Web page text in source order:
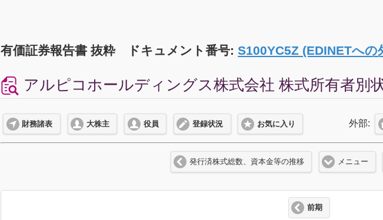
有価証券報告書 抜粋 ドキュメント番号:S100YC5Z (EDINETへの
アルピコホールディングス株式会社 株式所有者別
財務諸表 大株主 役員 登録状況 お気に入り 外部:
発行済株式総数、資本金等の推移 メニュー
前期